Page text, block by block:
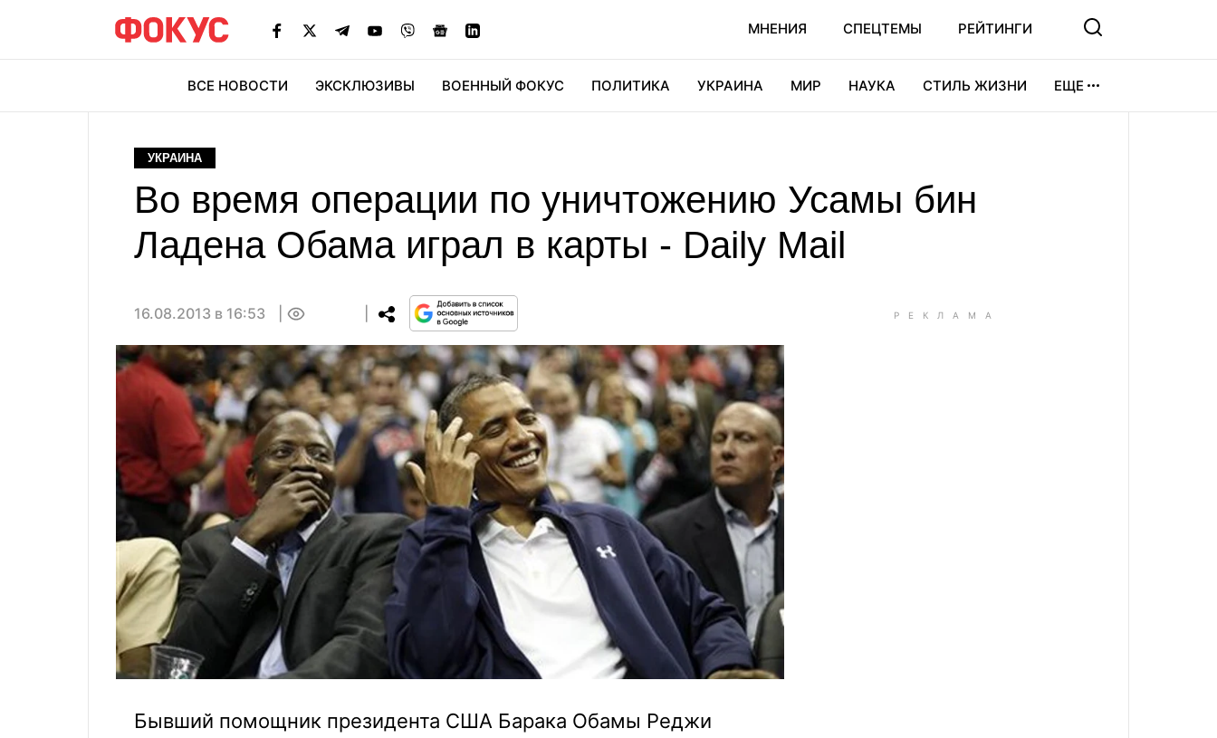
МНЕНИЯ СПЕЦТЕМЫ РЕЙТИНГИ
ВСЕ НОВОСТИ ЭКСКЛЮЗИВЫ ВОЕННЫЙ ФОКУС ПОЛИТИКА УКРАИНА МИР НАУКА СТИЛЬ ЖИЗНИ ЕЩЕ
УКРАИНА
Во время операции по уничтожению Усамы бин
Ладена Обама играл в карты - Daily Mail
16.08.2013 в 16:53
Бывший помощник президента США Барака Обамы Реджи